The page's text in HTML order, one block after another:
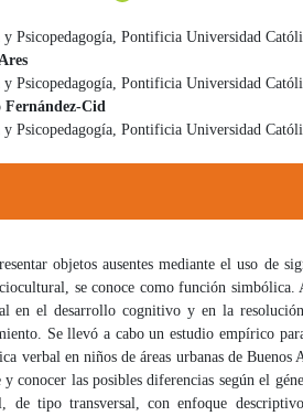
y Psicopedagogía, Pontificia Universidad
y Psicopedagogía, Pontificia Universidad
Cid
y Psicopedagogía, Pontificia Universidad
objetos ausentes mediante el uso de
se conoce como función simbólica.
en el desarrollo cognitivo y en la
Se llevó a cabo un estudio empírico
verbal en niños de áreas urbanas de
conocer las posibles diferencias según el
de tipo transversal, con enfoque